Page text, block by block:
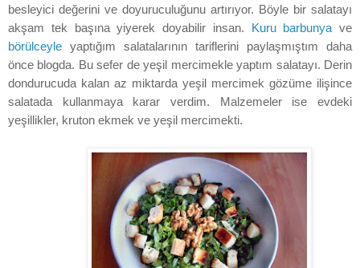
besleyici değerini ve doyuruculuğunu artırıyor. Böyle bir salatayı
akşam tek başına yiyerek doyabilir insan.
Kuru barbunya ve
börülceyle yaptığım salatalarının tariflerini paylaşmıştım daha
önce blogda. Bu sefer de yeşil mercimekle yaptım salatayı. Derin
dondurucuda kalan az miktarda yeşil mercimek gözüme ilişince
salatada kullanmaya karar verdim. Malzemeler ise evdeki
yeşillikler, kruton ekmek ve yeşil mercimekti.